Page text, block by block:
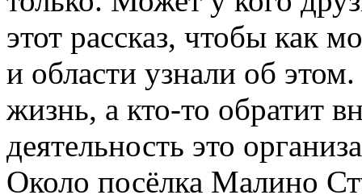
этот рассказ, чтобы как
и области узнали об
жизнь, а кто-то обратит
деятельность это
Около посёлка Малино